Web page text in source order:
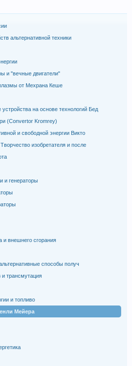
альтернативной техники
и "вечные двигатели"
от Мехрана Кеше
устройства на основе технологий Бед
(Convertor Kromrey)
и свободной энергии Викто
изобретателя и после
и генераторы
и внешнего сгорания
способы получ
и трансмутация
и топливо
Мейера